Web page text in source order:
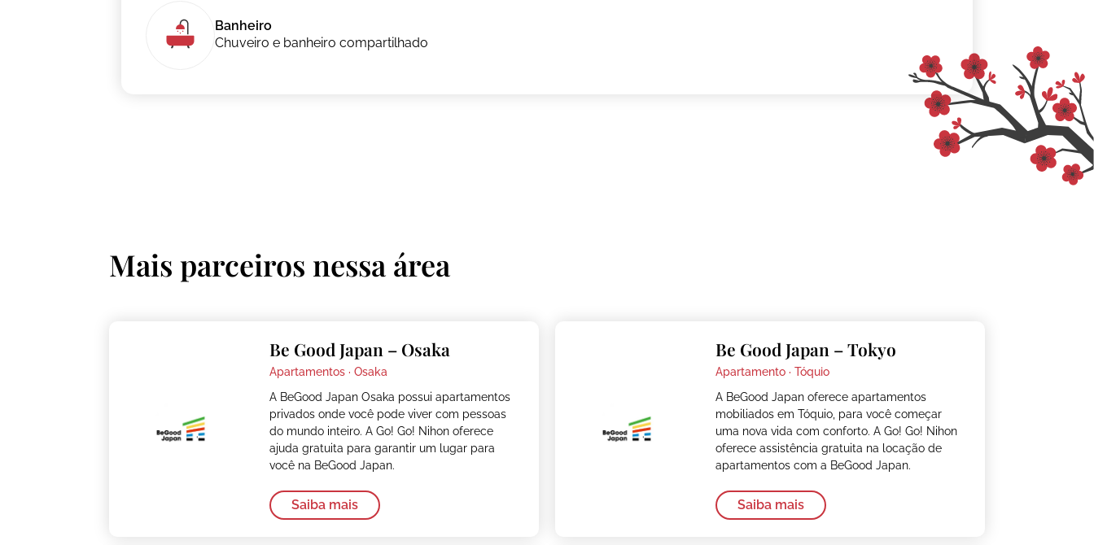
Banheiro
Chuveiro e banheiro compartilhado
Mais parceiros nessa área
Be Good Japan – Osaka
Apartamentos · Osaka
A BeGood Japan Osaka possui apartamentos
privados onde você pode viver com pessoas
do mundo inteiro. A Go! Go! Nihon oferece
ajuda gratuita para garantir um lugar para
você na BeGood Japan.
Saiba mais
Be Good Japan – Tokyo
Apartamento · Tóquio
A BeGood Japan oferece apartamentos
mobiliados em Tóquio, para você começar
uma nova vida com conforto. A Go! Go! Nihon
oferece assistência gratuita na locação de
apartamentos com a BeGood Japan.
Saiba mais